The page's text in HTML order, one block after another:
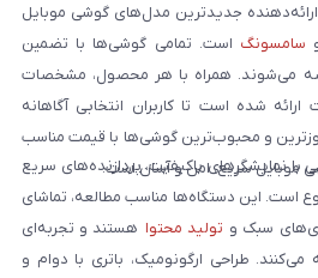
ارائه‌دهنده جدیدترین مدل‌های گوشی موبایل
سامسونگ است. تمامی گوشی‌ها با تضمین
عرضه می‌شوند. همراه با هر محصول، مشخصات
شده است تا کاربران انتخابی آگاهانه
و محبوب‌ترین گوشی‌ها با قیمت مناسب
موبایل سریع، امن و آسان است.
نمایشگرهای باکیفیت، پردازنده‌های سریع
است. این دستگاه‌ها مناسب مطالعه، تماشای
سبک و تولید محتوا هستند و تجربه‌ای
می‌کنند. طراحی ارگونومیک، باتری با دوام و